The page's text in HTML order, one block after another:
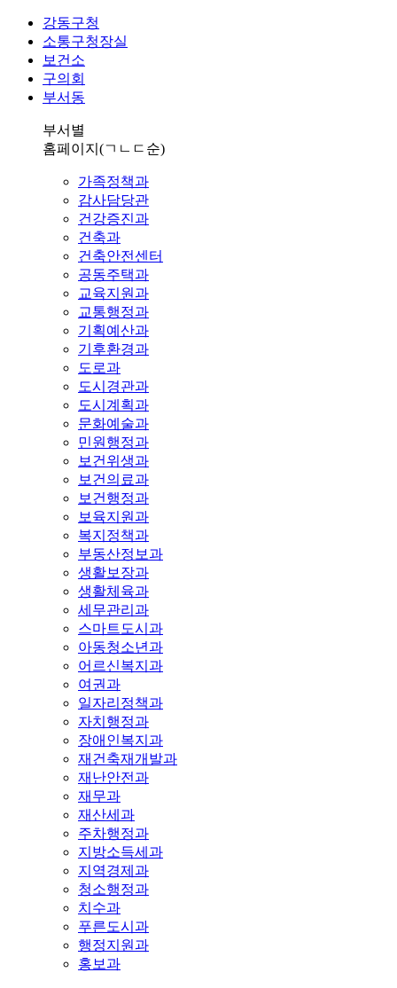
강동구청
소통구청장실
보건소
구의회
부서동
부서별
홈페이지 (ㄱㄴㄷ순)
가족정책과
감사담당관
건강증진과
건축과
건축안전센터
공동주택과
교육지원과
교통행정과
기획예산과
기후환경과
도로과
도시경관과
도시계획과
문화예술과
민원행정과
보건위생과
보건의료과
보건행정과
보육지원과
복지정책과
부동산정보과
생활보장과
생활체육과
세무관리과
스마트도시과
아동청소년과
어르신복지과
여권과
일자리정책과
자치행정과
장애인복지과
재건축재개발과
재난안전과
재무과
재산세과
주차행정과
지방소득세과
지역경제과
청소행정과
치수과
푸른도시과
행정지원과
홍보과